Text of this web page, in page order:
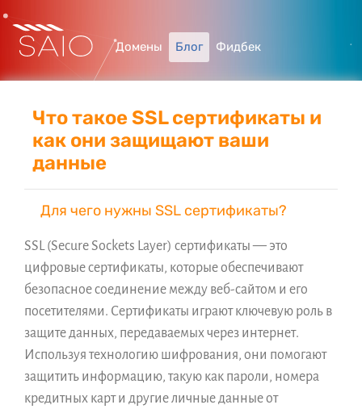
Домены Блог Фидбек
Что такое SSL сертификаты и
как они защищают ваши
данные
Для чего нужны SSL сертификаты?
SSL (Secure Sockets Layer) сертификаты — это
цифровые сертификаты, которые обеспечивают
безопасное соединение между веб-сайтом и его
посетителями. Сертификаты играют ключевую роль в
защите данных, передаваемых через интернет.
Используя технологию шифрования, они помогают
защитить информацию, такую как пароли, номера
кредитных карт и другие личные данные от